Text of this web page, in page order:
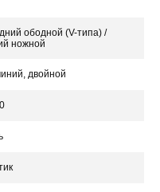
ободной (V-типа) /
ножной
двойной